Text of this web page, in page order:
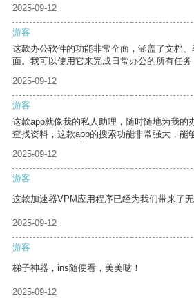
2025-09-12
游客
这款办公软件的功能非常全面，涵盖了文档
面。我可以使用它来完成日常办公的所有任务
2025-09-12
游客
这款app就像我的私人助理，随时随地为我的
查找资料，这款app的搜索功能非常强大，能
2025-09-12
游客
这款加速器VPM应用程序已经为我们带来了无
2025-09-12
游客
梯子神器，ins随便看，美美哒！
2025-09-12